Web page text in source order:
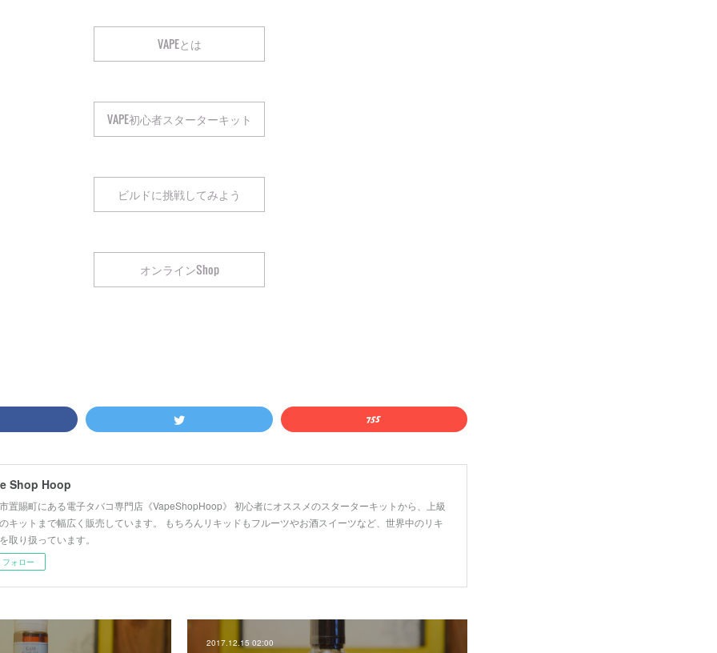
VAPEとは
VAPE初心者スターターキット
ビルドに挑戦してみよう
オンラインShop
Shop Hoop
置賜町にある電子タバコ専門店《VapeShopHoop》 初心者にオススメのスターターキットから、上級
キットまで幅広く販売しています。 もちろんリキッドもフルーツやお酒スイーツなど、世界中のリキ
取り扱っています。
フォロー
2017.12.15 02:00